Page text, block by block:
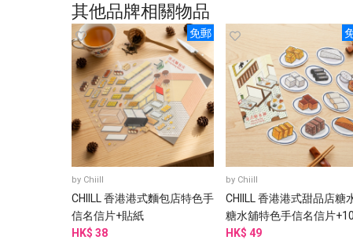
其他品牌相關物品
免郵
by Chiill
CHIILL 香港港式麵包店特色手
信名信片+貼紙
HK$ 38
by Chiill
CHIILL 香港港式甜品店糖
糖水舖特色手信名信片
防水貼紙
HK$ 49